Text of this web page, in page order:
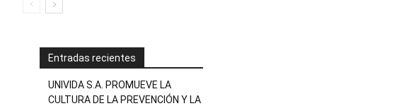
Entradas recientes
UNIVIDA S.A. PROMUEVE LA
CULTURA DE LA PREVENCIÓN Y LA